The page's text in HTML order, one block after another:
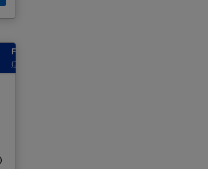
Fabelhaft
(104 Bewertungen)